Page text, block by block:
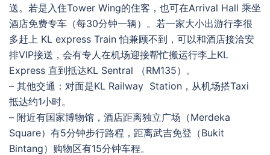
送。若是入住Tower Wing的住客，也可在Arrival Hall 乘坐
酒店免费专车（每30分钟一辆）。若一家大小出游行李很
多赶上 KL express Train 怕兼顾不到，可以和酒店接洽安
排VIP接送，会有专人在机场迎接帮忙搬运行李上KL
Express 直到抵达KL Sentral （RM135）。
– 其他交通：对面是KL Railway Station，从机场搭Taxi
抵达约1小时。
– 附近有国家博物馆，酒店距离独立广场（Merdeka
Square）有5分钟步行路程，距离武吉免登（Bukit
Bintang）购物区有15分钟车程。